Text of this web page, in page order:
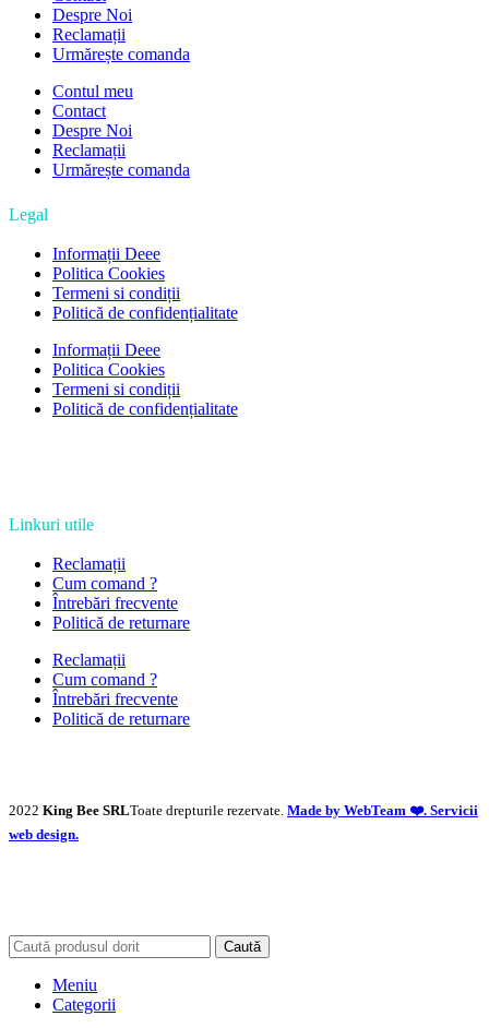
Despre Noi
Reclamații
Urmărește comanda
Contul meu
Contact
Despre Noi
Reclamații
Urmărește comanda
Legal
Informații Deee
Politica Cookies
Termeni si condiții
Politică de confidențialitate
Informații Deee
Politica Cookies
Termeni si condiții
Politică de confidențialitate
Linkuri utile
Reclamații
Cum comand ?
Întrebări frecvente
Politică de returnare
Reclamații
Cum comand ?
Întrebări frecvente
Politică de returnare
2022 King Bee SRLToate drepturile rezervate. Made by WebTeam ❤️. Servicii
web design.
Caută
Meniu
Categorii